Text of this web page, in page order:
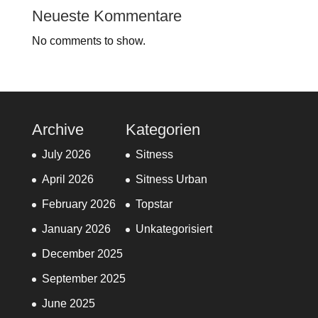
Neueste Kommentare
No comments to show.
Archive
July 2026
April 2026
February 2026
January 2026
December 2025
September 2025
June 2025
Kategorien
Sitness
Sitness Urban
Topstar
Unkategorisiert